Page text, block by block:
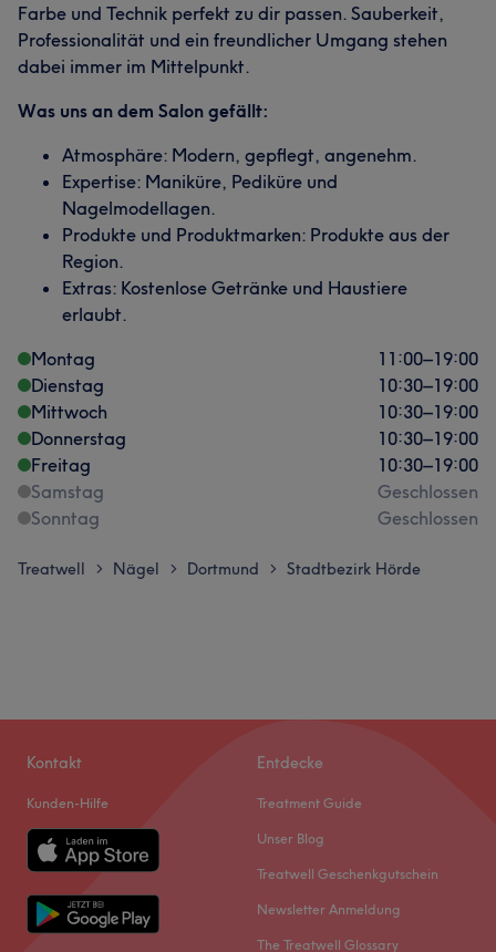
Farbe und Technik perfekt zu dir passen. Sauberkeit,
Professionalität und ein freundlicher Umgang stehen
dabei immer im Mittelpunkt.
Was uns an dem Salon gefällt:
Atmosphäre: Modern, gepflegt, angenehm.
Expertise: Maniküre, Pediküre und
Nagelmodellagen.
Produkte und Produktmarken: Produkte aus der
Region.
Extras: Kostenlose Getränke und Haustiere
erlaubt.
Montag
11:00–19:00
Dienstag
10:30–19:00
Mittwoch
10:30–19:00
Donnerstag
10:30–19:00
Freitag
10:30–19:00
Samstag
Geschlossen
Sonntag
Geschlossen
Treatwell > Nägel > Dortmund > Stadtbezirk Hörde
Kontakt
Kunden-Hilfe
Entdecke
Treatment Guide
Unser Blog
Treatwell Geschenkgutschein
Newsletter Anmeldung
The Treatwell Glossary